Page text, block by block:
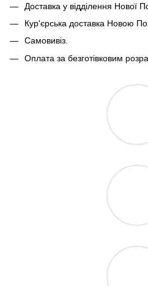
Доставка у відділення Нової
Кур'єрська доставка Новою
Самовивіз.
Оплата за безготівковим